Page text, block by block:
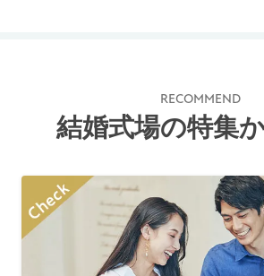
RECOMMEND
結婚式場の特集